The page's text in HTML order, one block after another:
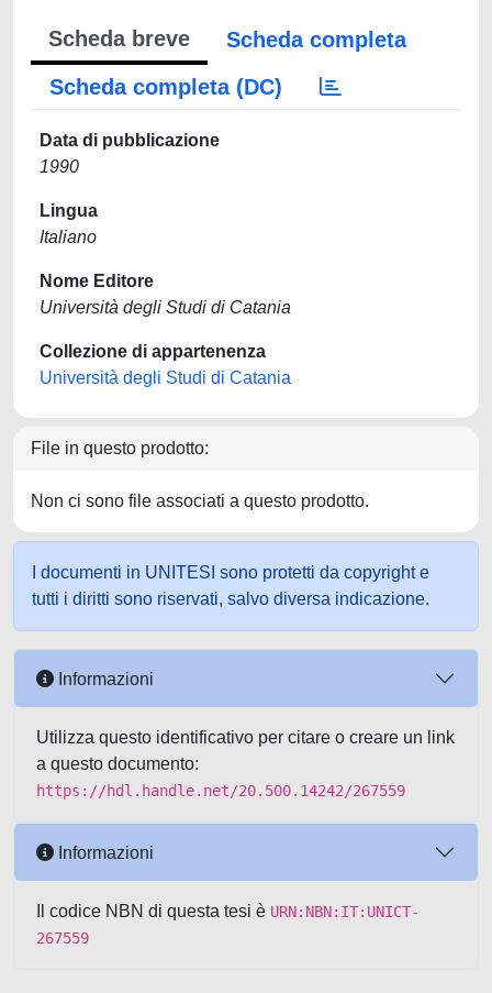
Scheda breve
Scheda completa
Scheda completa (DC)
Data di pubblicazione
1990
Lingua
Italiano
Nome Editore
Università degli Studi di Catania
Collezione di appartenenza
Università degli Studi di Catania
File in questo prodotto:
Non ci sono file associati a questo prodotto.
I documenti in UNITESI sono protetti da copyright e
tutti i diritti sono riservati, salvo diversa indicazione.
Informazioni
Utilizza questo identificativo per citare o creare un link
a questo documento:
https://hdl.handle.net/20.500.14242/267559
Informazioni
Il codice NBN di questa tesi è URN:NBN:IT:UNICT-
267559